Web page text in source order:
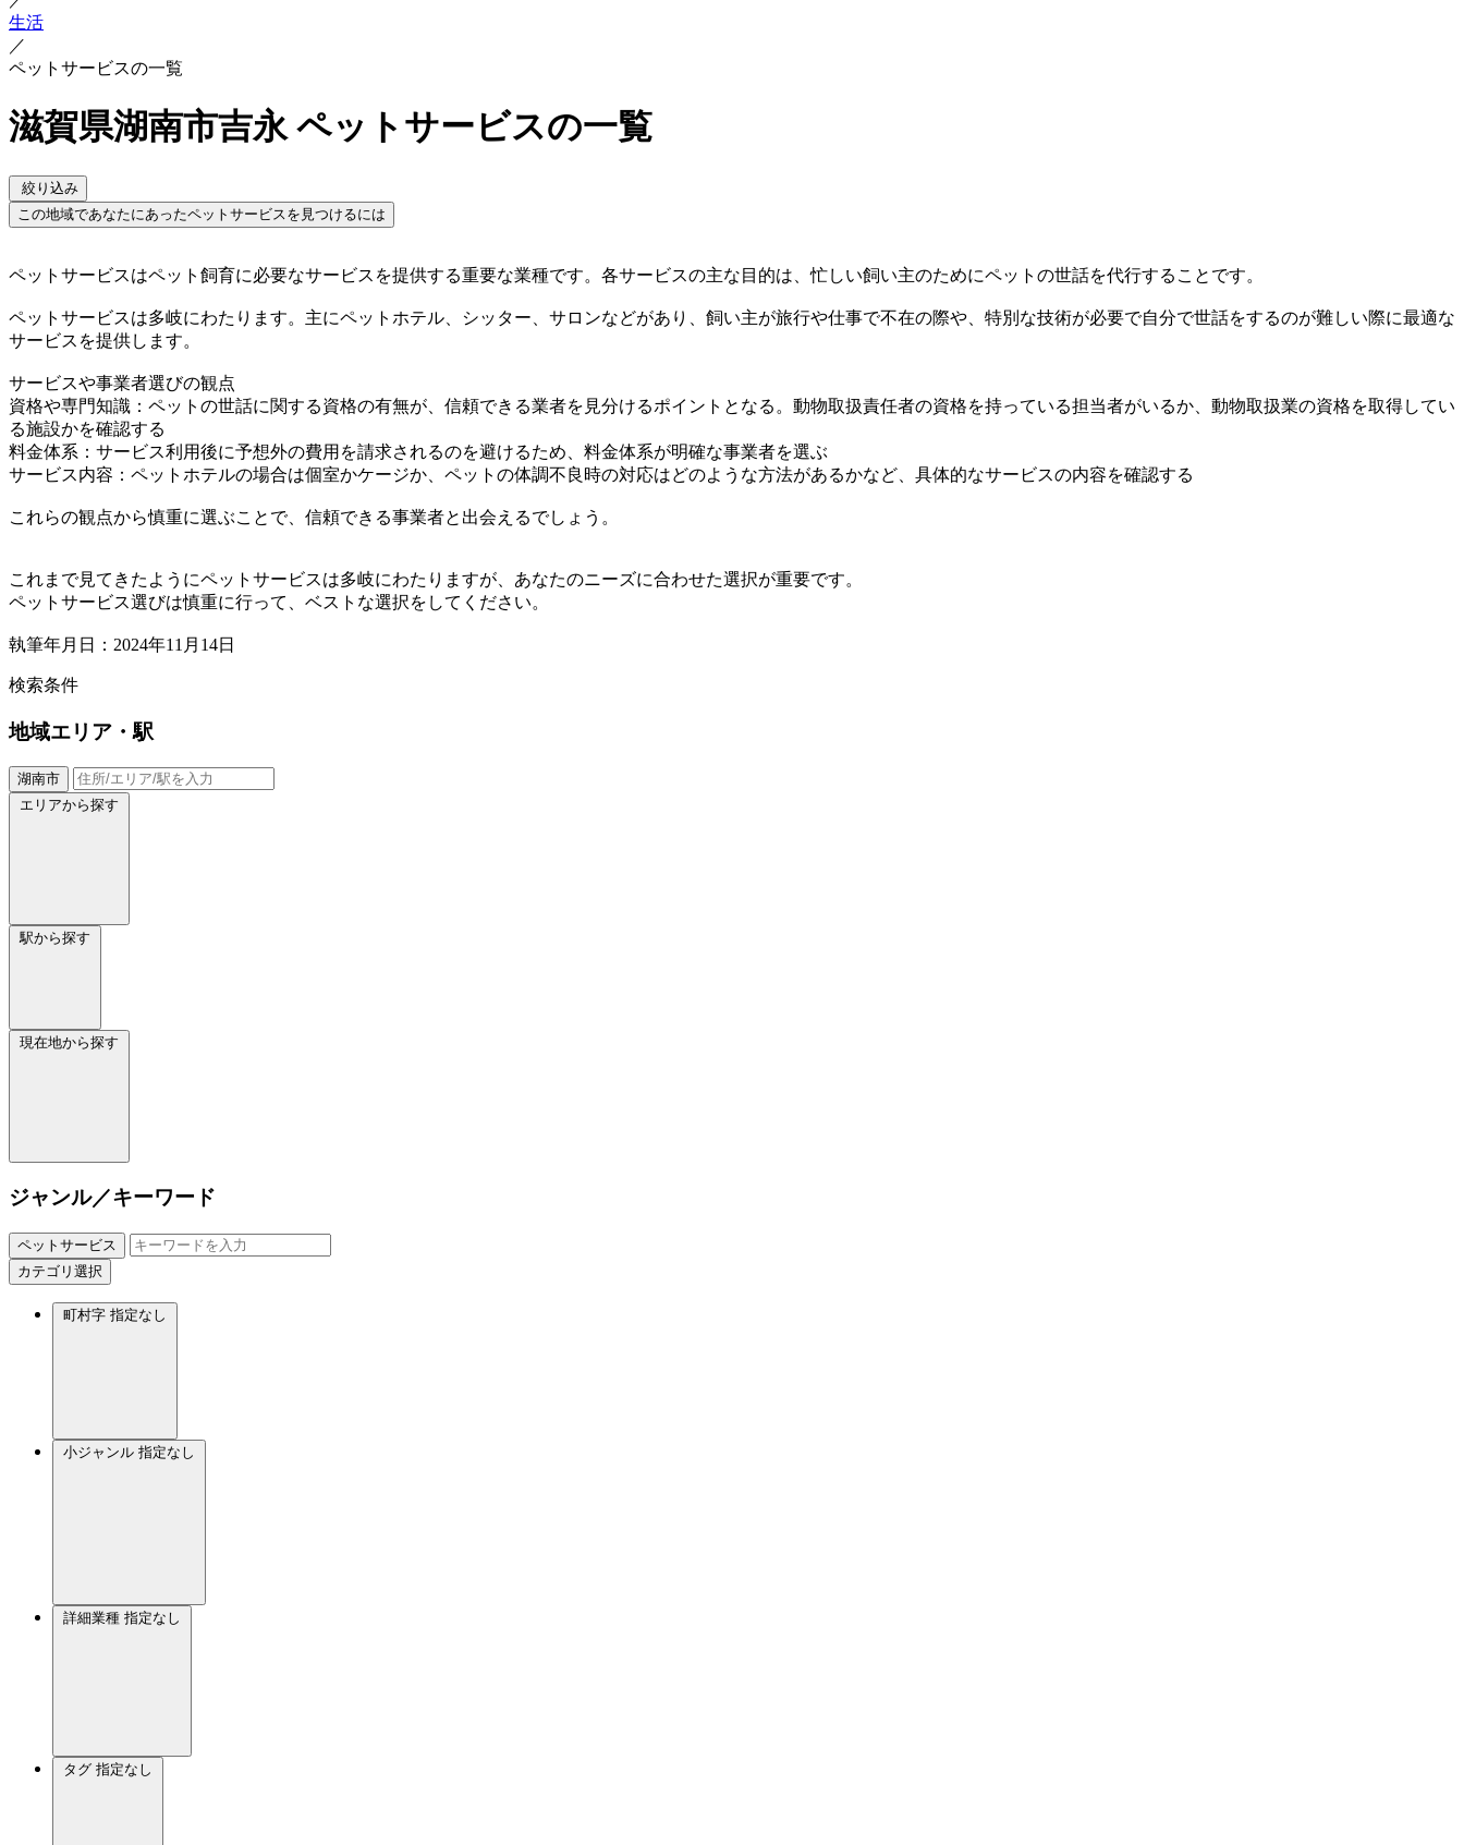
生活
／
ペットサービスの一覧
滋賀県湖南市吉永 ペットサービスの一覧
絞り込み
この地域であなたにあったペットサービスを見つけるには
ペットサービスはペット飼育に必要なサービスを提供する重要な業種です。各サービスの主な目的は、忙しい飼い主のためにペットの世話を代行することです。
ペットサービスは多岐にわたります。主にペットホテル、シッター、サロンなどがあり、飼い主が旅行や仕事で不在の際や、特別な技術が必要で自分で世話をするのが難しい際に最適な
サービスを提供します。
サービスや事業者選びの観点
資格や専門知識：ペットの世話に関する資格の有無が、信頼できる業者を見分けるポイントとなる。動物取扱責任者の資格を持っている担当者がいるか、動物取扱業の資格を取得してい
る施設かを確認する
料金体系：サービス利用後に予想外の費用を請求されるのを避けるため、料金体系が明確な事業者を選ぶ
サービス内容：ペットホテルの場合は個室かケージか、ペットの体調不良時の対応はどのような方法があるかなど、具体的なサービスの内容を確認する
これらの観点から慎重に選ぶことで、信頼できる事業者と出会えるでしょう。
これまで見てきたようにペットサービスは多岐にわたりますが、あなたのニーズに合わせた選択が重要です。
ペットサービス選びは慎重に行って、ベストな選択をしてください。
執筆年月日：2024年11月14日
検索条件
地域エリア・駅
湖南市
エリアから探す
駅から探す
現在地から探す
ジャンル／キーワード
ペットサービス
カテゴリ選択
町村字 指定なし
小ジャンル 指定なし
詳細業種 指定なし
タグ 指定なし